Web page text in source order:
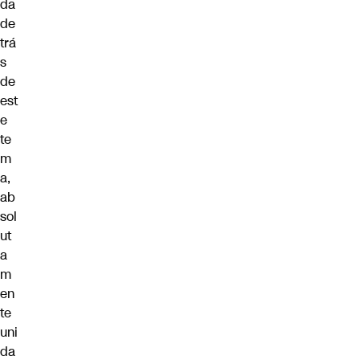
da
de
trá
s
de
est
e
te
m
a,
ab
sol
ut
a
m
en
te
uni
da